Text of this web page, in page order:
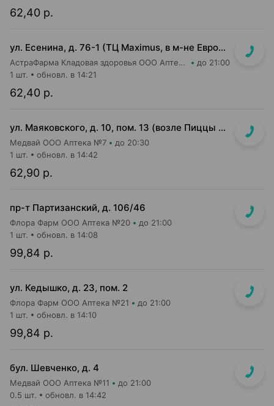
62,40 р.
ул. Есенина, д. 76-1 (ТЦ Maximus, в м-не Евроопт Super)
АстраФарма Кладовая здоровья ООО Аптека №9 до 21:00
62,40 р.
1 шт. обновл. в 14:21
ул. Маяковского, д. 10, пом. 13 (возле Пиццы Мании)
Медвай ООО Аптека №7 до 20:30
62,90 р.
1 шт. обновл. в 14:42
пр-т Партизанский, д. 106/46
Флора Фарм ООО Аптека №20 до 21:00
99,84 р.
1 шт. обновл. в 14:08
ул. Кедышко, д. 23, пом. 2
Флора Фарм ООО Аптека №21 до 21:00
99,84 р.
1 шт. обновл. в 14:10
бул. Шевченко, д. 4
Медвай ООО Аптека №11 до 21:00
0.5 шт. обновл. в 14:42